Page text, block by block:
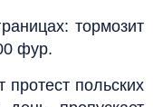
тормозит
фур.
польских